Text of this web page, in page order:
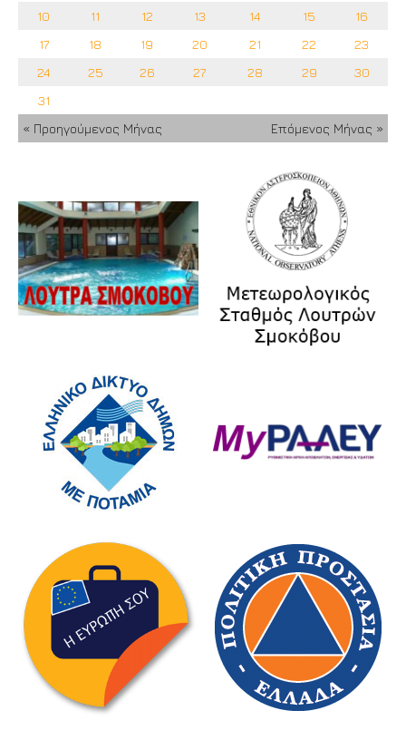
10
11 12 13 14 15
16
17
18 19 20 21 22
23
24
25 26 27 28 29
30
31
« Προηγούμενος Μήνας
Επόμενος Μήνας »